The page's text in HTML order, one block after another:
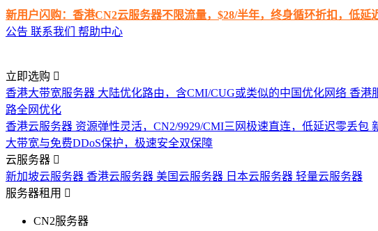
新用户闪购：香港CN2云服务器不限流量，$28/半年，终身循环折扣，低延
公告 联系我们 帮助中心
立即选购
香港大带宽服务器 大陆优化路由，含CMI/CUG或类似的中国优化网络 香港
路全网优化
香港云服务器 资源弹性灵活，CN2/9929/CMI三网极速直连，低延迟零丢包
大带宽与免费DDoS保护，极速安全双保障
云服务器
新加坡云服务器 香港云服务器 美国云服务器 日本云服务器 轻量云服务器
服务器租用
CN2服务器